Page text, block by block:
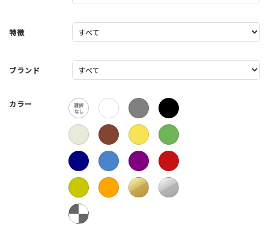
特徴
ブランド
カラー